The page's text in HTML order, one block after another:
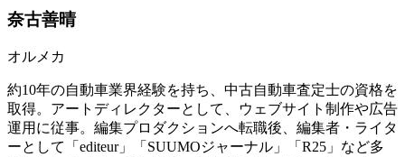
奈古善晴
オルメカ
約10年の自動車業界経験を持ち、中古自動車査定士の資格を
取得。アートディレクターとして、ウェブサイト制作や広告
運用に従事。編集プロダクションへ転職後、編集者・ライタ
ーとして「editeur」「SUUMOジャーナル」「R25」など多